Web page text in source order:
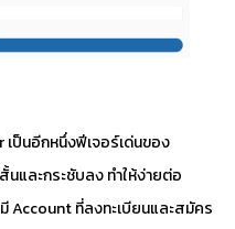
ป็นอีกหนึ่งฟีเจอร์เด่นของ
และกระชับลง ทำให้ง่ายต่อ
Account ที่ลงทะเบียนและสมัคร